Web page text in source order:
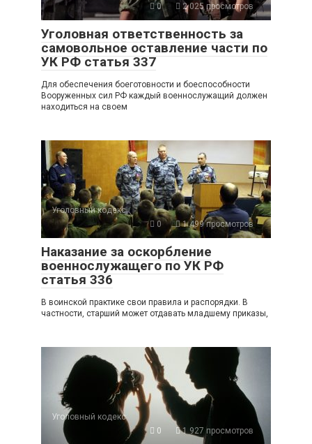
0
2 025 просмотров
Уголовная ответственность за
самовольное оставление части по
УК РФ статья 337
Для обеспечения боеготовности и боеспособности
Вооруженных сил РФ каждый военнослужащий должен
находиться на своем
Уголовный кодекс
0
1 499 просмотров
Наказание за оскорбление
военнослужащего по УК РФ
статья 336
В воинской практике свои правила и распорядки. В
частности, старший может отдавать младшему приказы,
Уголовный кодекс
0
1 927 просмотров